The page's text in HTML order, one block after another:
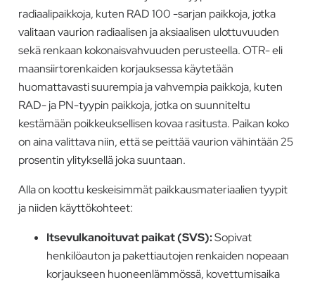
radiaalipaikkoja, kuten RAD 100 -sarjan paikkoja, jotka
valitaan vaurion radiaalisen ja aksiaalisen ulottuvuuden
sekä renkaan kokonaisvahvuuden perusteella. OTR- eli
maansiirtorenkaiden korjauksessa käytetään
huomattavasti suurempia ja vahvempia paikkoja, kuten
RAD- ja PN-tyypin paikkoja, jotka on suunniteltu
kestämään poikkeuksellisen kovaa rasitusta. Paikan koko
on aina valittava niin, että se peittää vaurion vähintään 25
prosentin ylityksellä joka suuntaan.
Alla on koottu keskeisimmät paikkausmateriaalien tyypit
ja niiden käyttökohteet:
Itsevulkanoituvat paikat (SVS):Sopivat
henkilöauton ja pakettiautojen renkaiden nopeaan
korjaukseen huoneenlämmössä, kovettumisaika